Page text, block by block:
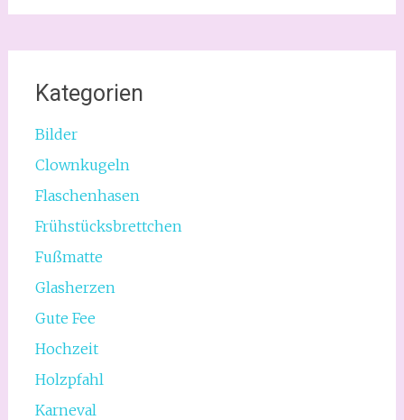
Kategorien
Bilder
Clownkugeln
Flaschenhasen
Frühstücksbrettchen
Fußmatte
Glasherzen
Gute Fee
Hochzeit
Holzpfahl
Karneval